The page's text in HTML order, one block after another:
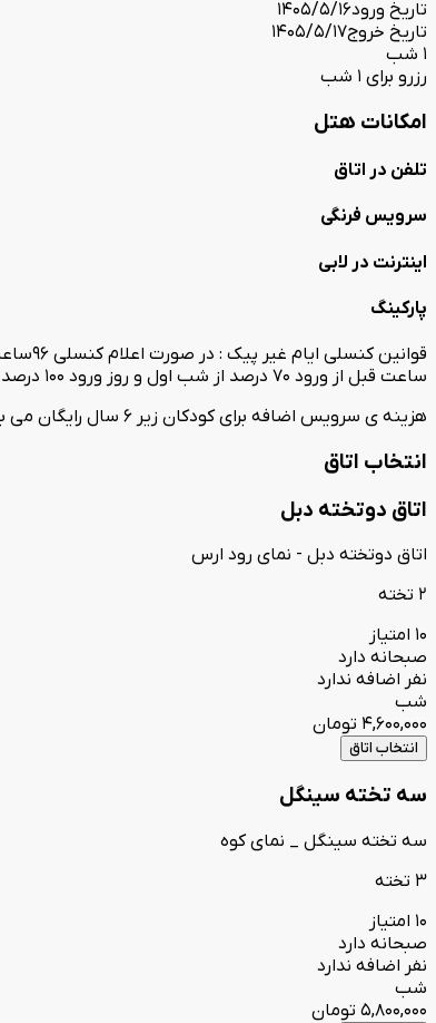
تاریخ ورود1405/5/16
تاریخ خروج1405/5/17
1 شب
رزرو برای 1 شب
امکانات هتل
تلفن در اتاق
سرویس فرنگی
اینترنت در لابی
پارکینگ
ساعت قبل از ورود 70 درصد از شب اول و روز ورود 100 درصد رزرو جریمه خواهد شد. قوانین کنسلی ایام پیک: در ایام پیک اعلام کنسلی شامل 100درصد جریمه خواهد بود .
هزینه ی سرویس اضافه برای کودکان زیر 6 سال رایگان می باشد . پذیرش زوجین با ارائه شناسنامه و کارت ملی طرفین امکان پذیر خواهد بود.
انتخاب اتاق
اتاق دوتخته دبل
اتاق دوتخته دبل - نمای رود ارس
2 تخته
10 امتیاز
صبحانه دارد
نفر اضافه ندارد
شب
4,600,000 تومان
انتخاب اتاق
سه تخته سینگل
سه تخته سینگل _ نمای کوه
3 تخته
10 امتیاز
صبحانه دارد
نفر اضافه ندارد
شب
5,800,000 تومان